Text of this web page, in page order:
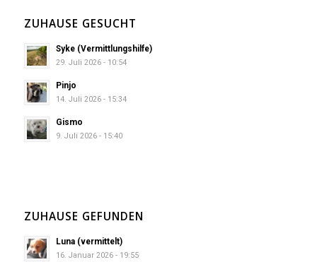
ZUHAUSE GESUCHT
Syke (Vermittlungshilfe)
29. Juli 2026 - 10:54
Pinjo
14. Juli 2026 - 15:34
Gismo
9. Juli 2026 - 15:40
ZUHAUSE GEFUNDEN
Luna (vermittelt)
16. Januar 2026 - 19:55